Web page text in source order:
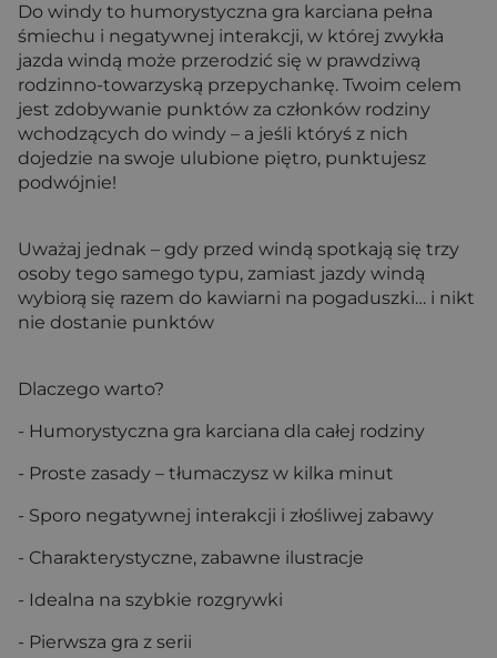
Do windy to humorystyczna gra karciana pełna
śmiechu i negatywnej interakcji, w której zwykła
jazda windą może przerodzić się w prawdziwą
rodzinno-towarzyską przepychankę. Twoim celem
jest zdobywanie punktów za członków rodziny
wchodzących do windy – a jeśli któryś z nich
dojedzie na swoje ulubione piętro, punktujesz
podwójnie!
Uważaj jednak – gdy przed windą spotkają się trzy
osoby tego samego typu, zamiast jazdy windą
wybiorą się razem do kawiarni na pogaduszki… i nikt
nie dostanie punktów
Dlaczego warto?
- Humorystyczna gra karciana dla całej rodziny
- Proste zasady – tłumaczysz w kilka minut
- Sporo negatywnej interakcji i złośliwej zabawy
- Charakterystyczne, zabawne ilustracje
- Idealna na szybkie rozgrywki
- Pierwsza gra z serii